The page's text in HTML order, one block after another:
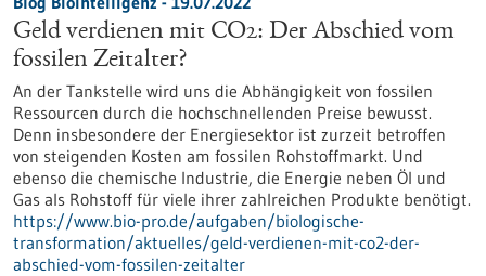
Geld verdienen mit CO2: Der Abschied vom
fossilen Zeitalter?
An der Tankstelle wird uns die Abhängigkeit von fossilen
Ressourcen durch die hochschnellenden Preise bewusst.
Denn insbesondere der Energiesektor ist zurzeit betroffen
von steigenden Kosten am fossilen Rohstoffmarkt. Und
ebenso die chemische Industrie, die Energie neben Öl und
Gas als Rohstoff für viele ihrer zahlreichen Produkte benötigt.
https://www.bio-pro.de/aufgaben/biologische-
transformation/aktuelles/geld-verdienen-mit-co2-der-
abschied-vom-fossilen-zeitalter